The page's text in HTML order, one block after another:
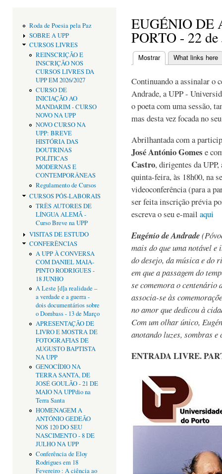
Roda de Poesia pela Paz
SOBRE A UPP
CURSOS LIVRES
REINSCRIÇÃO E
INSCRIÇÃO NOS
CURSOS LIVRES DA
UPP EM 2026/2027
CURSO DE
INICIAÇÃO AO
MANDARIM - CURSO
NOVO NA UPP
NOVO CURSO NA
UPP: BREVE
HISTÓRIA DAS
DOUTRINAS
POLÍTICAS
MODERNAS E
CONTEMPORÂNEAS
Regulamento de Cursos
CURSOS PÓS-LABORAIS
TRÊS AUTORES DE
LÍNGUA ALEMÃ -
Curso Breve na UPP
VISITAS DE ESTUDO
CONFERÊNCIAS
A UPP À CONVERSA
COM DANIEL MAIA-
PINTO RODRIGUES -
18 JUNHO
A Leste [d]a realidade –
a verdade e a guerra -
dois documentários sobre
o Dombass - 13 de Março
APRESENTAÇÃO DE
LIVRO E MOSTRA DE
FOTOGRAFIAS DE
AUGUSTO BAPTISTA
NA UPP
GENOCÍDIO NA
TERRA SANTA, DE
JOSÉ GOULÃO - 21 DE
MAIO NA UPPdio na
Terra Santa
HOMENAGEM A
ANTÓNIO GEDEÃO
NOS 120 DO SEU
NASCIMENTO - 8 DE
JULHO NA UPP
Conferência de Eloy
Rodrigues em 18
Fevereiro : A ciência ao
EUGÉNIO DE
PORTO - 22
Separadores
Mostrar(separador ativo)
What links here
Continuando a assinalar o
Andrade, a UPP -
o poeta com uma sessão,
mas desta vez focada no
Abrilhantada com a
José António Gomes e
Castro, dirigentes da UPP,
quinta-feira, às 18h00, na
videoconferência (para a
ser feita inscrição prévia
escreva o seu e-mail aqui
Eugénio de Andrade
mais do que uma notável
do desejo, da música e do
em que a passagem do
se comemora o centenário
associa-se às
no amor que dedicou à
Com um olhar único,
anotando luzes, sombras e
ENTRADA LIVRE.